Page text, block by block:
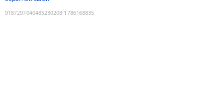
9187297040485230208:1786168835